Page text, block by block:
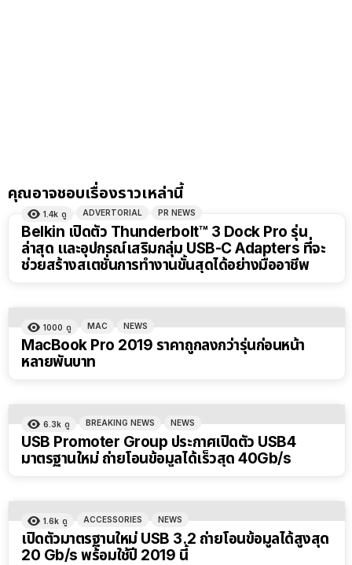
คุณอาจชอบเรื่องราวเหล่านี้
1.4k ดู ADVERTORIAL PR NEWS
Belkin เปิดตัว Thunderbolt™ 3 Dock Pro รุ่น
ล่าสุด และอุปกรณ์เสริมกลุ่ม USB-C Adapters ที่จะ
ช่วยสร้างสเตชั่นการทำงานขั้นสุดได้อย่างมืออาชีพ
1000 ดู MAC NEWS
MacBook Pro 2019 ราคาถูกลงกว่ารุ่นก่อนหน้า
หลายพันบาท
6.3k ดู BREAKING NEWS NEWS
USB Promoter Group ประกาศเปิดตัว USB4
มาตรฐานใหม่ ถ่ายโอนข้อมูลได้เร็วสุด 40Gb/s
1.6k ดู ACCESSORIES NEWS
เปิดตัวมาตรฐานใหม่ USB 3.2 ถ่ายโอนข้อมูลได้สูงสุด
20 Gb/s พร้อมใช้ปี 2019 นี้